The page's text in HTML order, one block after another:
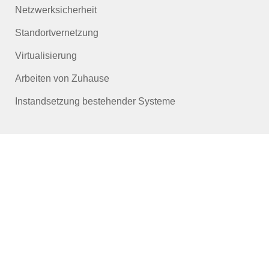
Netzwerksicherheit
Standortvernetzung
Virtualisierung
Arbeiten von Zuhause
Instandsetzung bestehender Systeme